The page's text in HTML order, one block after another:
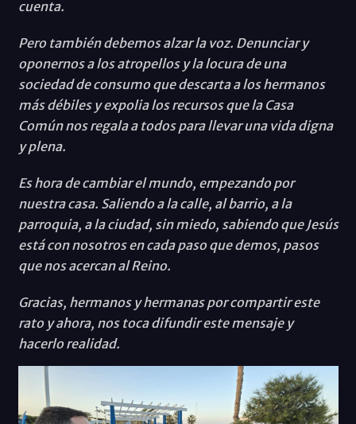
cuenta.
Pero también debemos alzar la voz. Denunciar y
oponernos a los atropellos y la locura de una
sociedad de consumo que descarta a los hermanos
más débiles y expolia los recursos que la Casa
Común nos regala a todos para llevar una vida digna
y plena.
Es hora de cambiar el mundo, empezando por
nuestra casa. Saliendo a la calle, al barrio, a la
parroquia, a la ciudad, sin miedo, sabiendo que Jesús
está con nosotros en cada paso que demos, pasos
que nos acercan al Reino.
Gracias, hermanos y hermanas por compartir este
rato y ahora, nos toca difundir este mensaje y
hacerlo realidad.